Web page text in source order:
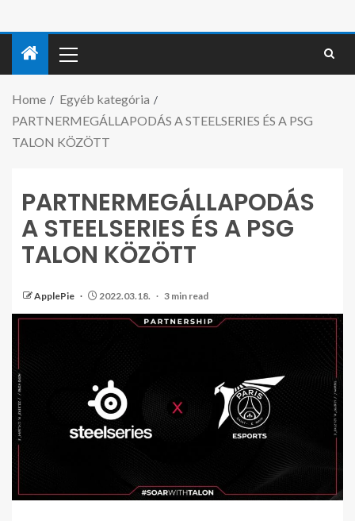
Home
Egyéb kategória
PARTNERMEGÁLLAPODÁS A STEELSERIES ÉS A PSG
TALON KÖZÖTT
PARTNERMEGÁLLAPODÁS
A STEELSERIES ÉS A PSG
TALON KÖZÖTT
ApplePie 2022.03.18. 3 min read